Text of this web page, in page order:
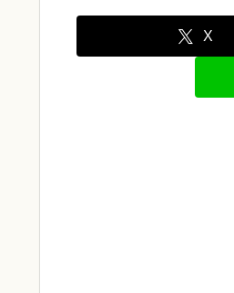
X